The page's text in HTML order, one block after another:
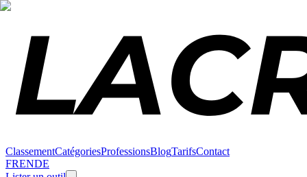
ClassementCatégoriesProfessionsBlogTarifsContact
FRENDE